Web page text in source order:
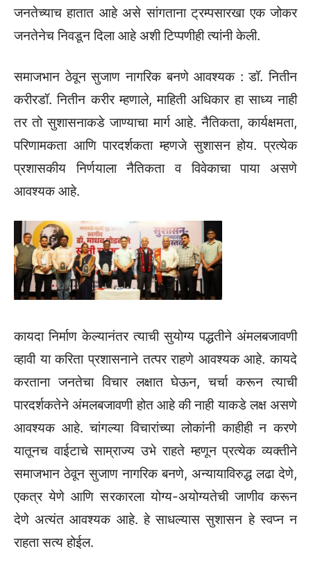
जनतेच्याच हातात आहे असे सांगताना ट्रम्पसारखा एक जोकर
जनतेनेच निवडून दिला आहे अशी टिप्पणीही त्यांनी केली.
समाजभान ठेवून सुजाण नागरिक बनणे आवश्यक : डॉ. नितीन
करीरडॉ. नितीन करीर म्हणाले, माहिती अधिकार हा साध्य नाही
तर तो सुशासनाकडे जाण्याचा मार्ग आहे. नैतिकता, कार्यक्षमता,
परिणामकता आणि पारदर्शकता म्हणजे सुशासन होय. प्रत्येक
प्रशासकीय निर्णयाला नैतिकता व विवेकाचा पाया असणे
आवश्यक आहे.
कायदा निर्माण केल्यानंतर त्याची सुयोग्य पद्धतीने अंमलबजावणी
व्हावी या करिता प्रशासनाने तत्पर राहणे आवश्यक आहे. कायदे
करताना जनतेचा विचार लक्षात घेऊन, चर्चा करून त्याची
पारदर्शकतेने अंमलबजावणी होत आहे की नाही याकडे लक्ष असणे
आवश्यक आहे. चांगल्या विचारांच्या लोकांनी काहीही न करणे
यातूनच वाईटाचे साम्राज्य उभे राहते म्हणून प्रत्येक व्यक्तीने
समाजभान ठेवून सुजाण नागरिक बनणे, अन्यायाविरुद्ध लढा देणे,
एकत्र येणे आणि सरकारला योग्य-अयोग्यतेची जाणीव करून
देणे अत्यंत आवश्यक आहे. हे साधल्यास सुशासन हे स्वप्न न
राहता सत्य होईल.